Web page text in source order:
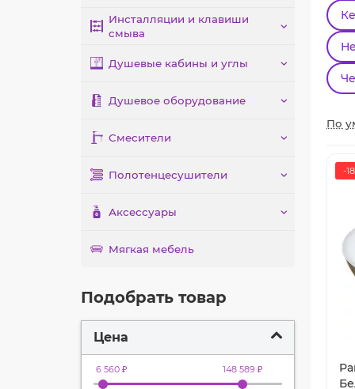
Инсталляции и клавиши
смыва
Душевые кабины и углы
Душевое оборудование
Смесители
Полотенцесушители
Аксессуары
Мягкая мебель
Подобрать товар
Цена
6 560 ₽ 148 589 ₽
По
-